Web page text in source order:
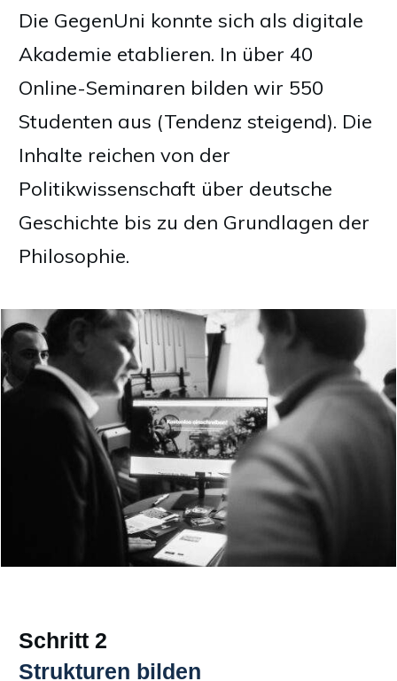
Die GegenUni konnte sich als digitale
Akademie etablieren. In über 40
Online-Seminaren bilden wir 550
Studenten aus (Tendenz steigend). Die
Inhalte reichen von der
Politikwissenschaft über deutsche
Geschichte bis zu den Grundlagen der
Philosophie.
Schritt 2
Strukturen bilden